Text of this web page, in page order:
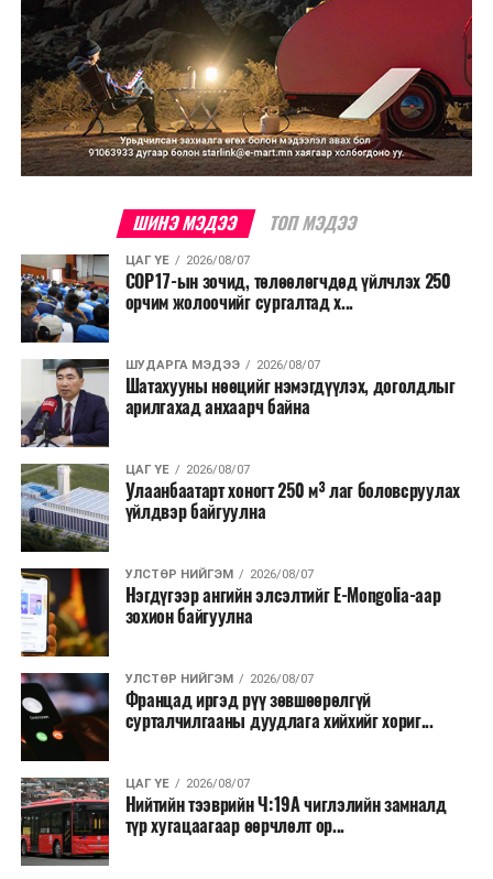
ШИНЭ МЭДЭЭ ТОП МЭДЭЭ
ЦАГ ҮЕ 2026/08/07
COP17-ын зочид, төлөөлөгчдөд үйлчлэх 250
орчим жолоочийг сургалтад х...
ШУДАРГА МЭДЭЭ 2026/08/07
Шатахууны нөөцийг нэмэгдүүлэх, доголдлыг
арилгахад анхаарч байна
ЦАГ ҮЕ 2026/08/07
Улаанбаатарт хоногт 250 м³ лаг боловсруулах
үйлдвэр байгуулна
УЛСТӨР НИЙГЭМ 2026/08/07
Нэгдүгээр ангийн элсэлтийг E-Mongolia-аар
зохион байгуулна
УЛСТӨР НИЙГЭМ 2026/08/07
Францад иргэд рүү зөвшөөрөлгүй
сурталчилгааны дуудлага хийхийг хориг...
ЦАГ ҮЕ 2026/08/07
Нийтийн тээврийн Ч:19А чиглэлийн замналд
түр хугацаагаар өөрчлөлт ор...